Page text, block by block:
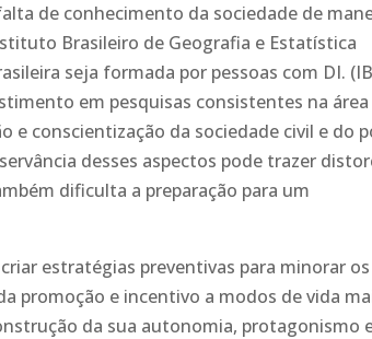
de conhecimento da sociedade de
Brasileiro de Geografia e Estatística
seja formada por pessoas com DI.
em pesquisas consistentes na área
e conscientização da sociedade civil e do
desses aspectos pode trazer
dificulta a preparação para um
estratégias preventivas para minorar os
promoção e incentivo a modos de vida
da sua autonomia, protagonismo